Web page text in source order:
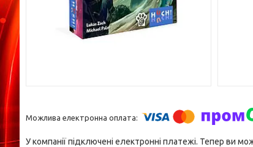
У компанії підключені електронні платежі. Тепер ви